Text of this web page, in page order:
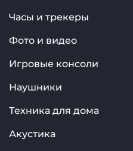
Часы и трекеры
Фото и видео
Игровые консоли
Наушники
Техника для дома
Акустика